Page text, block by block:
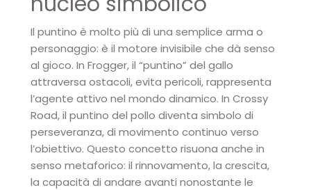
Il puntino è molto più di una semplice arma o
personaggio: è il motore invisibile che dà senso
al gioco. In Frogger, il “puntino” del gallo
attraversa ostacoli, evita pericoli, rappresenta
l’agente attivo nel mondo dinamico. In Crossy
Road, il puntino del pollo diventa simbolo di
perseveranza, di movimento continuo verso
l’obiettivo. Questo concetto risuona anche in
senso metaforico: il rinnovamento, la crescita,
la capacità di andare avanti nonostante le